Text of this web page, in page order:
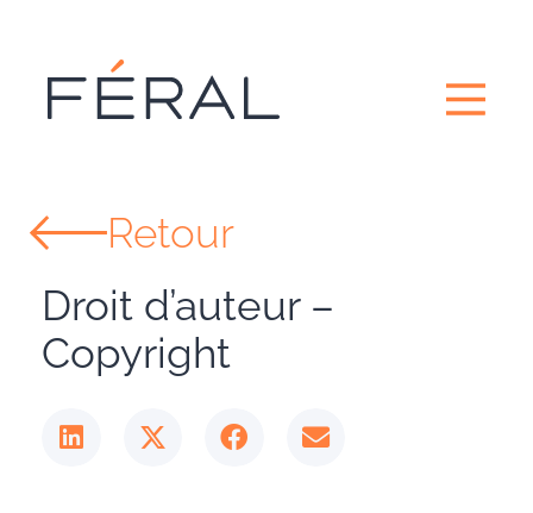
Retour
Droit d’auteur –
Copyright